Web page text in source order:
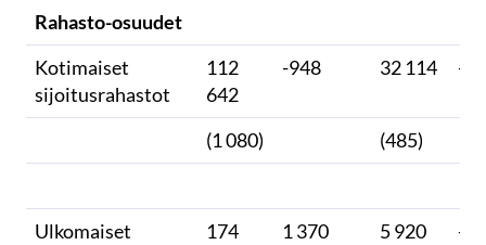
Rahasto-osuudet
Kotimaiset
sijoitusrahastot
112
642
-948 32 114 -
(1 080) (485)
Ulkomaiset
174
1 370 5 920 -